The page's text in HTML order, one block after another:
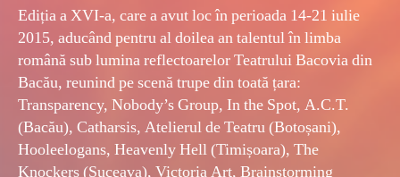
Ediția a XVI-a, care a avut loc în perioada 14-21 iulie
2015, aducând pentru al doilea an talentul în limba
română sub lumina reflectoarelor Teatrului Bacovia din
Bacău, reunind pe scenă trupe din toată țara:
Transparency, Nobody’s Group, In the Spot, A.C.T.
(Bacău), Catharsis, Atelierul de Teatru (Botoșani),
Hooleelogans, Heavenly Hell (Timișoara), The
Knockers (Suceava), Victoria Art, Brainstorming